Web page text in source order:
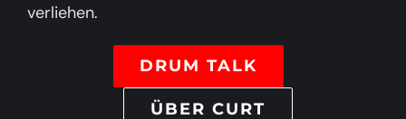
verliehen.
DRUM TALK
ÜBER CURT